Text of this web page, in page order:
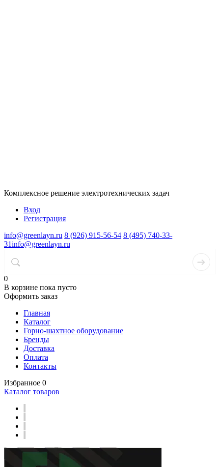
Комплексное решение электротехнических задач
Вход
Регистрация
info@greenlayn.ru 8 (926) 915-56-54 8 (495) 740-33-
31info@greenlayn.ru
0
В корзине пока пусто
Оформить заказ
Главная
Каталог
Горно-шахтное оборудование
Бренды
Доставка
Оплата
Контакты
Избранное 0
Каталог товаров